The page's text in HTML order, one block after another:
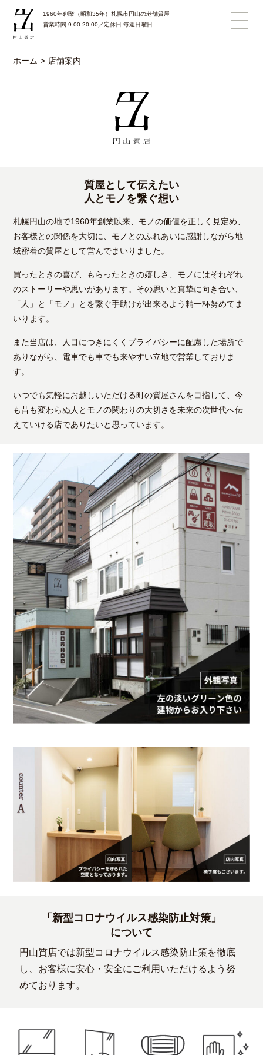
1960年創業（昭和35年）札幌市円山の老舗質屋
営業時間 9:00-20:00／定休日 毎週日曜日
ホーム 店舗案内
質屋として伝えたい
人とモノを繋ぐ想い
札幌円山の地で1960年創業以来、モノの価値を正しく見定め、
お客様との関係を大切に、モノとのふれあいに感謝しながら地
域密着の質屋として営んでまいりました。
買ったときの喜び、もらったときの嬉しさ、モノにはそれぞれ
のストーリーや思いがあります。その思いと真摯に向き合い、
「人」と「モノ」とを繋ぐ手助けが出来るよう精一杯努めてま
いります。
また当店は、人目につきにくくプライバシーに配慮した場所で
ありながら、電車でも車でも来やすい立地で営業しておりま
す。
いつでも気軽にお越しいただける町の質屋さんを目指して、今
も昔も変わらぬ人とモノの関わりの大切さを未来の次世代へ伝
えていける店でありたいと思っています。
「新型コロナウイルス感染防止対策」
について
円山質店では新型コロナウイルス感染防止策を徹底
し、お客様に安心・安全にご利用いただけるよう努
めております。